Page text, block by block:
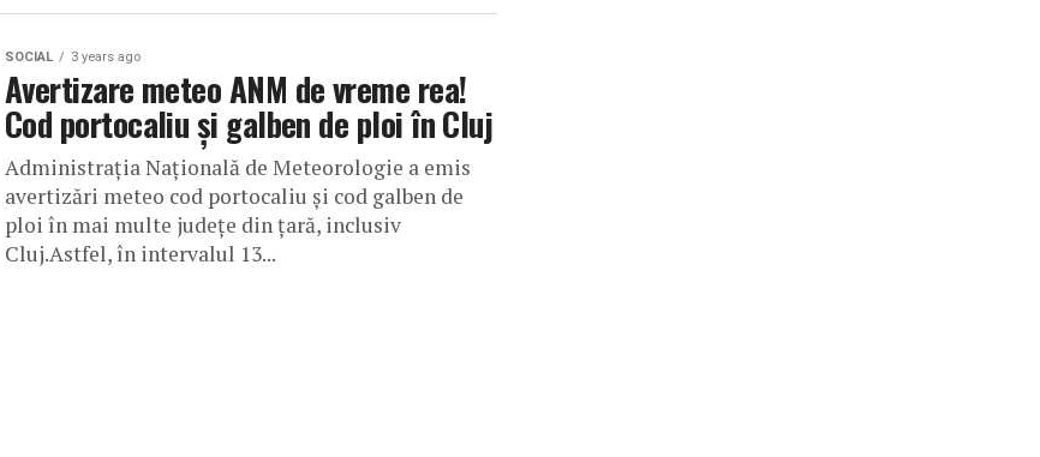
SOCIAL 3 years ago
Avertizare meteo ANM de vreme rea!
Cod portocaliu și galben de ploi în Cluj
Administrația Națională de Meteorologie a emis
avertizări meteo cod portocaliu și cod galben de
ploi în mai multe județe din țară, inclusiv
Cluj.Astfel, în intervalul 13...